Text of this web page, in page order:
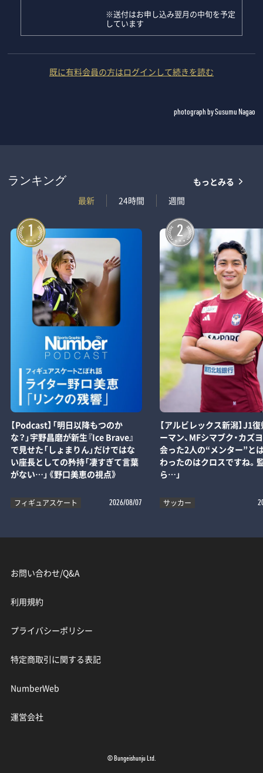
※送付はお申し込み翌月の中旬を予定
しています
既に有料会員の方はログインして続きを読む
photograph by Susumu Nagao
ランキング
最新
24時間 週間
もっとみる
1
【Podcast】「明日以降もつのか
な？」宇野昌磨が新生『Ice Brave』
で見せた「しょまりん」だけではな
い座長としての矜持「凄すぎて言葉
がない…」《野口美恵の視点》
フィギュアスケート 2026/08/07
2
【アルビレックス新潟】J1
ーマン、MFシマブク・カズ
会った2人の“メンター”とは
わったのはクロスですね。
ら…」
サッカー
お問い合わせ/Q&A
利用規約
プライバシーポリシー
特定商取引に関する表記
NumberWeb
運営会社
© Bungeishunju Ltd.